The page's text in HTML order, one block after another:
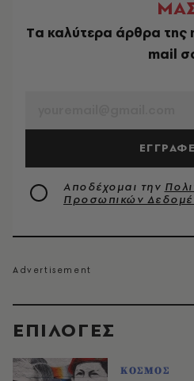
EΠΙΛΟΓΈΣ
ΚΟΣΜΟΣ
Tα καλύτερα άρθρα της
mail
Αποδέχομαι την
Προσωπικών